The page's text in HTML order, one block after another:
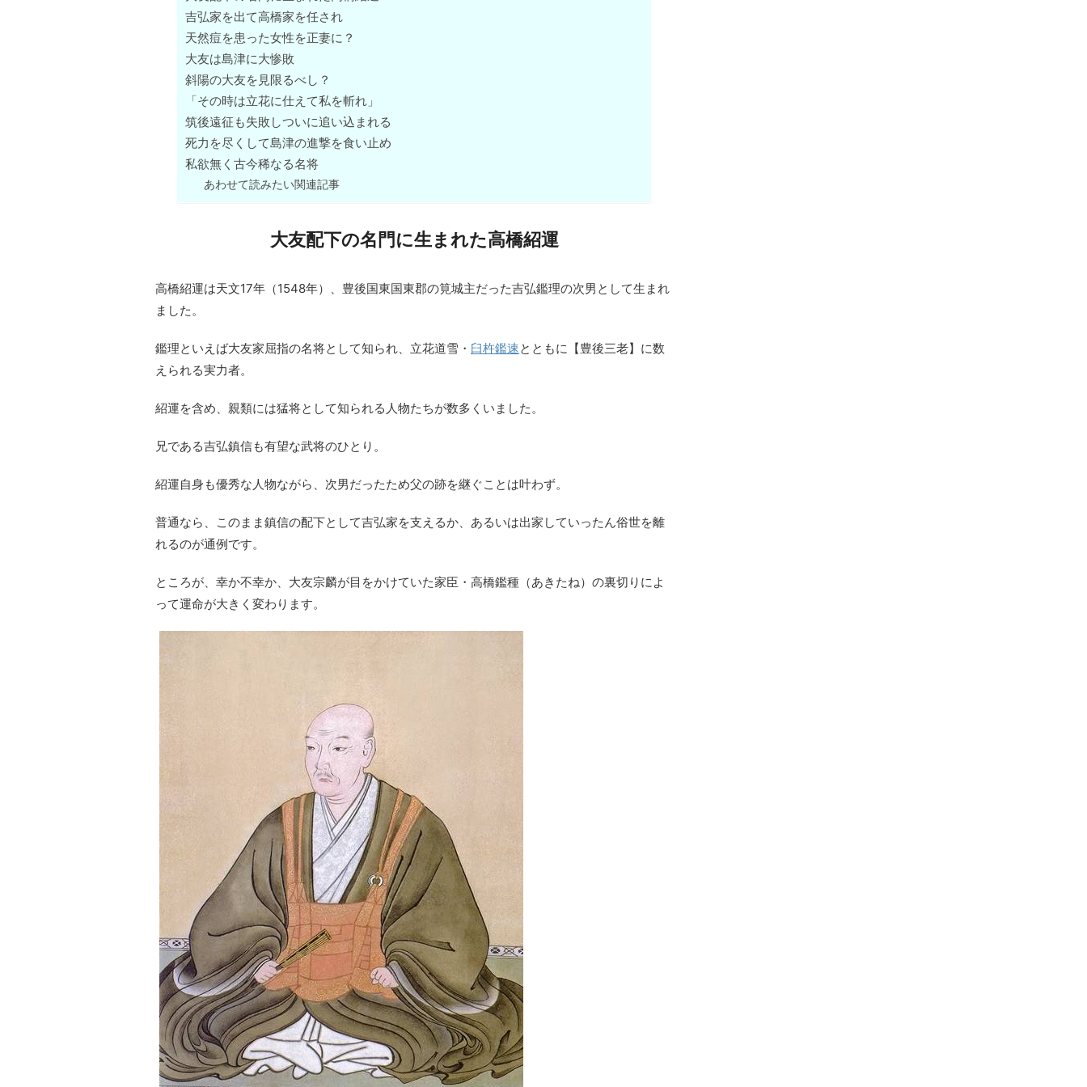
吉弘家を出て高橋家を任され
天然痘を患った女性を正妻に？
大友は島津に大惨敗
斜陽の大友を見限るべし？
「その時は立花に仕えて私を斬れ」
筑後遠征も失敗しついに追い込まれる
死力を尽くして島津の進撃を食い止め
私欲無く古今稀なる名将
あわせて読みたい関連記事
大友配下の名門に生まれた高橋紹運
高橋紹運は天文17年（1548年）、豊後国東国東郡の筧城主だった吉弘鑑理の次男として生まれ
ました。
鑑理といえば大友家屈指の名将として知られ、立花道雪・ 臼杵鑑速とともに【豊後三老】に数
えられる実力者。
紹運を含め、親類には猛将として知られる人物たちが数多くいました。
兄である吉弘鎮信も有望な武将のひとり。
紹運自身も優秀な人物ながら、次男だったため父の跡を継ぐことは叶わず。
普通なら、このまま鎮信の配下として吉弘家を支えるか、あるいは出家していったん俗世を離
れるのが通例です。
ところが、幸か不幸か、大友宗麟が目をかけていた家臣・高橋鑑種（あきたね）の裏切りによ
って運命が大きく変わります。